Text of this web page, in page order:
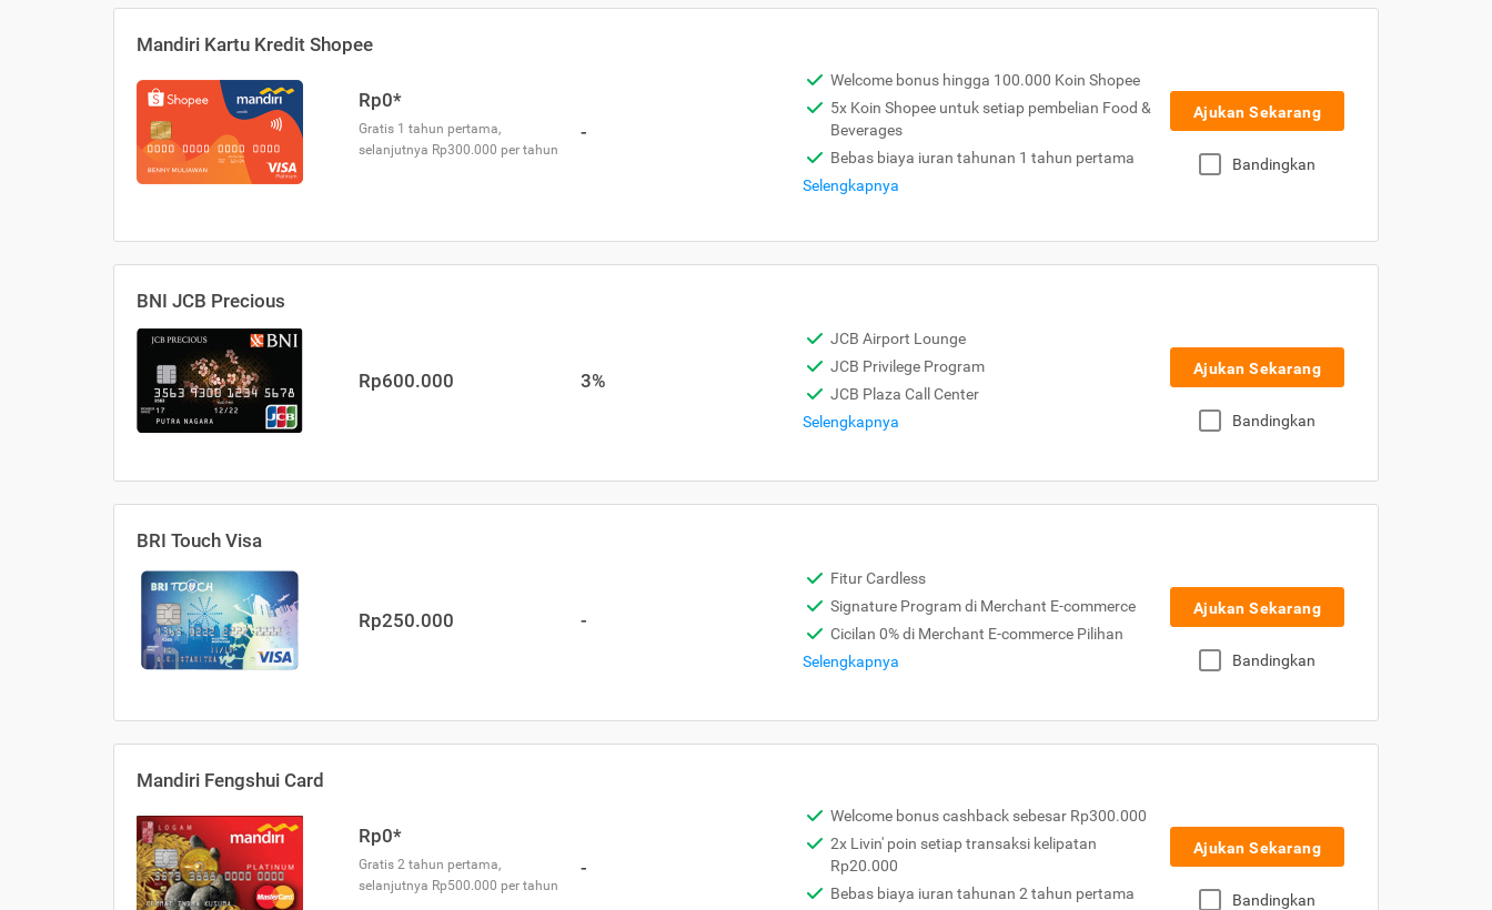
Mandiri Kartu Kredit Shopee
Rp0*
Gratis 1 tahun pertama,
selanjutnya Rp300.000 per tahun
-
Welcome bonus hingga 100.000 Koin Shopee
5x Koin Shopee untuk setiap pembelian Food &
Beverages
Bebas biaya iuran tahunan 1 tahun pertama
Selengkapnya
Ajukan Sekarang
Bandingkan
BNI JCB Precious
Rp600.000 3%
JCB Airport Lounge
JCB Privilege Program
JCB Plaza Call Center
Selengkapnya
Ajukan Sekarang
Bandingkan
BRI Touch Visa
Rp250.000 -
Fitur Cardless
Signature Program di Merchant E-commerce
Cicilan 0% di Merchant E-commerce Pilihan
Selengkapnya
Ajukan Sekarang
Bandingkan
Mandiri Fengshui Card
Rp0*
Gratis 2 tahun pertama,
selanjutnya Rp500.000 per tahun
-
Welcome bonus cashback sebesar Rp300.000
2x Livin' poin setiap transaksi kelipatan
Rp20.000
Bebas biaya iuran tahunan 2 tahun pertama
Ajukan Sekarang
Bandingkan